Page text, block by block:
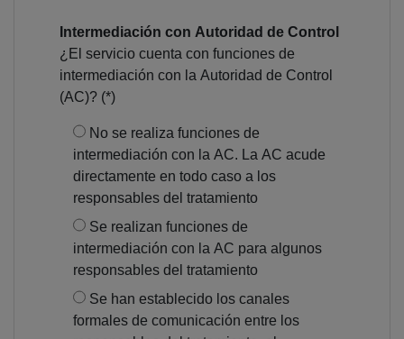
Intermediación con Autoridad de Control
¿El servicio cuenta con funciones de
intermediación con la Autoridad de Control
(AC)? (*)
No se realiza funciones de
intermediación con la AC. La AC acude
directamente en todo caso a los
responsables del tratamiento
Se realizan funciones de
intermediación con la AC para algunos
responsables del tratamiento
Se han establecido los canales
formales de comunicación entre los